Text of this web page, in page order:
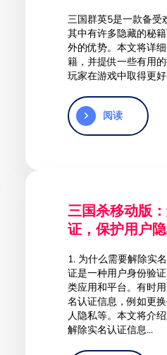
三国群英5是一款备受
其中有许多隐藏的秘
外的优势。本文将详
籍，并提供一些有用
玩家在游戏中取得更
阅读
三国杀移动版
证，保护用户
1. 为什么需要解除实
证是一种用户身份验
类应用和平台。有时
名认证信息，例如更
人隐私等。本文将介
解除实名认证信息...